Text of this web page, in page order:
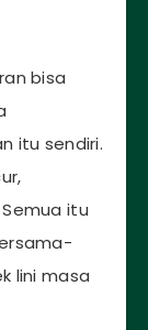
bisa
itu sendiri.
itu
lini masa